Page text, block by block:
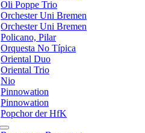
Oli Poppe Trio
Orchester Uni Bremen
Orchester Uni Bremen
Policano, Pilar
Orquesta No Típica
Oriental Duo
Oriental Trio
Nio
Pinnowation
Pinnowation
Popchor der HfK